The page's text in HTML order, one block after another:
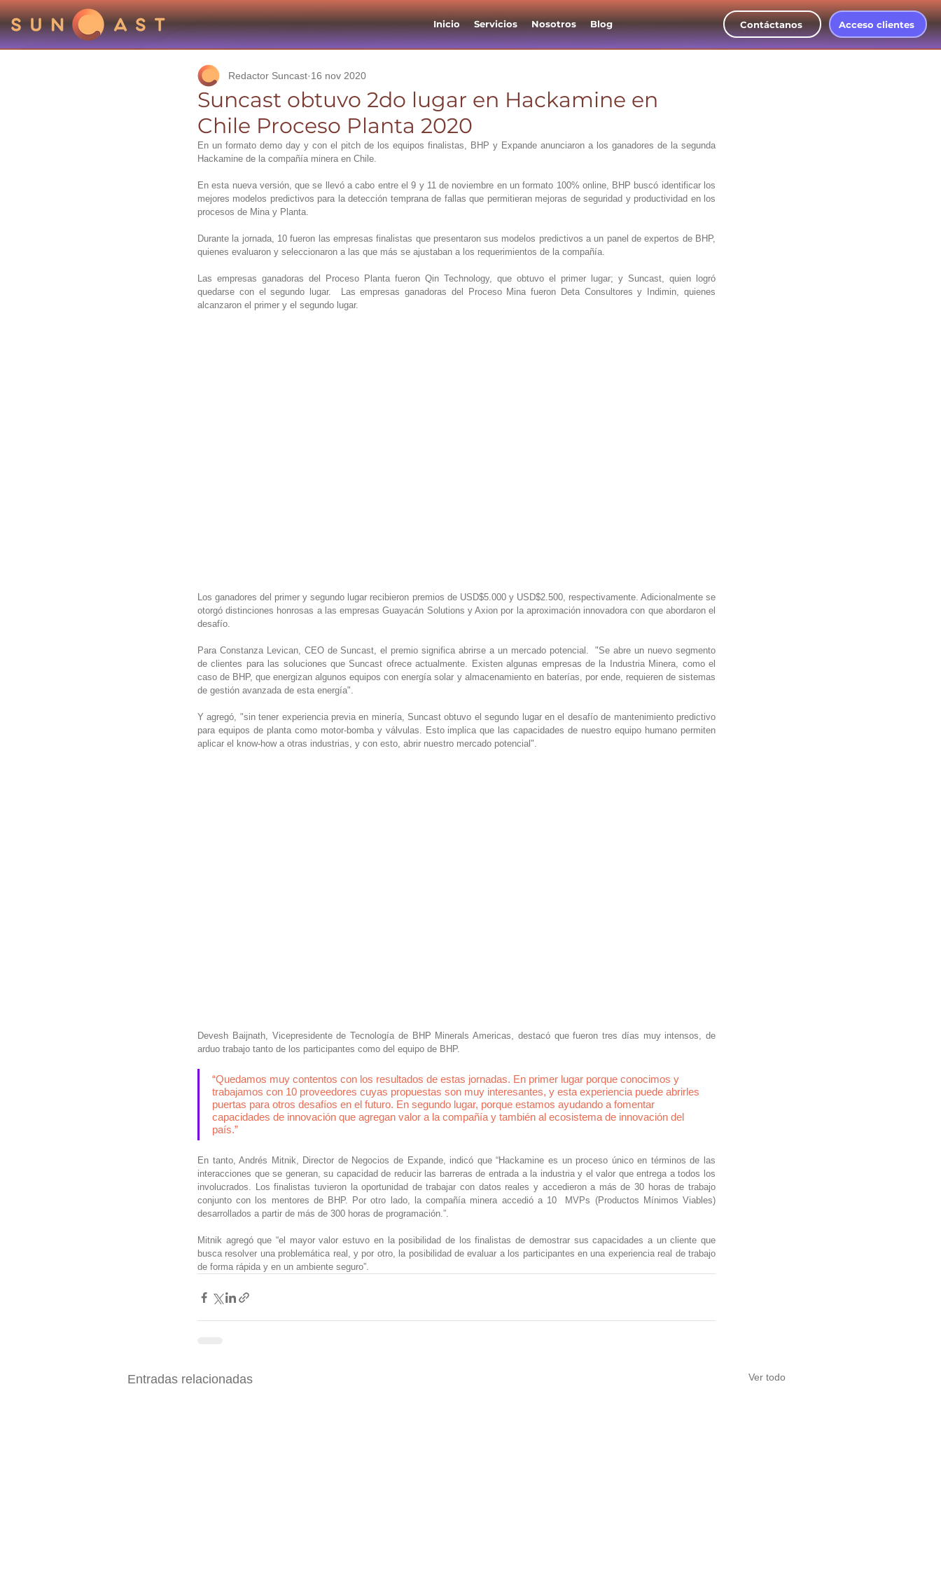
Inicio Servicios Nosotros Blog Contáctanos Acceso clientes
Suncast obtuvo 2do lugar en Hackamine en
Chile Proceso Planta 2020
Redactor Suncast 16 nov 2020
En un formato demo day y con el pitch de los equipos finalistas, BHP y Expande anunciaron a los ganadores de la segunda
Hackamine de la compañía minera en Chile.
En esta nueva versión, que se llevó a cabo entre el 9 y 11 de noviembre en un formato 100% online, BHP buscó identificar los
mejores modelos predictivos para la detección temprana de fallas que permitieran mejoras de seguridad y productividad en los
procesos de Mina y Planta.
Durante la jornada, 10 fueron las empresas finalistas que presentaron sus modelos predictivos a un panel de expertos de BHP,
quienes evaluaron y seleccionaron a las que más se ajustaban a los requerimientos de la compañía.
Las empresas ganadoras del Proceso Planta fueron Qin Technology, que obtuvo el primer lugar; y Suncast, quien logró
quedarse con el segundo lugar.  Las empresas ganadoras del Proceso Mina fueron Deta Consultores y Indimin, quienes
alcanzaron el primer y el segundo lugar.
Los ganadores del primer y segundo lugar recibieron premios de USD$5.000 y USD$2.500, respectivamente. Adicionalmente se
otorgó distinciones honrosas a las empresas Guayacán Solutions y Axion por la aproximación innovadora con que abordaron el
desafío.
Para Constanza Levican, CEO de Suncast, el premio significa abrirse a un mercado potencial.  "Se abre un nuevo segmento
de clientes para las soluciones que Suncast ofrece actualmente. Existen algunas empresas de la Industria Minera, como el
caso de BHP, que energizan algunos equipos con energía solar y almacenamiento en baterías, por ende, requieren de sistemas
de gestión avanzada de esta energía".
Y agregó, "sin tener experiencia previa en minería, Suncast obtuvo el segundo lugar en el desafío de mantenimiento predictivo
para equipos de planta como motor-bomba y válvulas. Esto implica que las capacidades de nuestro equipo humano permiten
aplicar el know-how a otras industrias, y con esto, abrir nuestro mercado potencial".
Devesh Baijnath, Vicepresidente de Tecnología de BHP Minerals Americas, destacó que fueron tres días muy intensos, de
arduo trabajo tanto de los participantes como del equipo de BHP.
“Quedamos muy contentos con los resultados de estas jornadas. En primer lugar porque conocimos y
trabajamos con 10 proveedores cuyas propuestas son muy interesantes, y esta experiencia puede abrirles
puertas para otros desafíos en el futuro. En segundo lugar, porque estamos ayudando a fomentar
capacidades de innovación que agregan valor a la compañía y también al ecosistema de innovación del
país.”
En tanto, Andrés Mitnik, Director de Negocios de Expande, indicó que “Hackamine es un proceso único en términos de las
interacciones que se generan, su capacidad de reducir las barreras de entrada a la industria y el valor que entrega a todos los
involucrados. Los finalistas tuvieron la oportunidad de trabajar con datos reales y accedieron a más de 30 horas de trabajo
conjunto con los mentores de BHP. Por otro lado, la compañía minera accedió a 10  MVPs (Productos Mínimos Viables)
desarrollados a partir de más de 300 horas de programación.”.
Mitnik agregó que “el mayor valor estuvo en la posibilidad de los finalistas de demostrar sus capacidades a un cliente que
busca resolver una problemática real, y por otro, la posibilidad de evaluar a los participantes en una experiencia real de trabajo
de forma rápida y en un ambiente seguro”.
Entradas relacionadas Ver todo